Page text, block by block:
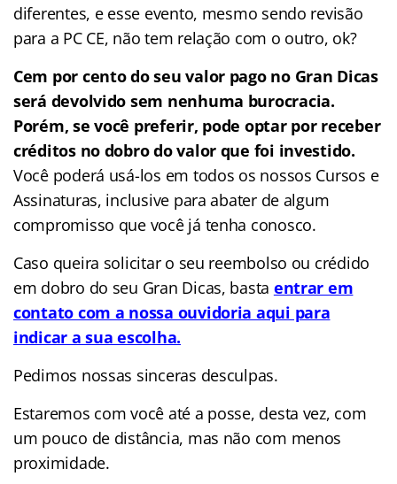
diferentes, e esse evento, mesmo sendo revisão
para a PC CE, não tem relação com o outro, ok?
Cem por cento do seu valor pago no Gran Dicas
será devolvido sem nenhuma burocracia.
Porém, se você preferir, pode optar por receber
créditos no dobro do valor que foi investido.
Você poderá usá-los em todos os nossos Cursos e
Assinaturas, inclusive para abater de algum
compromisso que você já tenha conosco.
Caso queira solicitar o seu reembolso ou crédido
em dobro do seu Gran Dicas, basta entrar em
contato com a nossa ouvidoria aqui para
indicar a sua escolha.
Pedimos nossas sinceras desculpas.
Estaremos com você até a posse, desta vez, com
um pouco de distância, mas não com menos
proximidade.